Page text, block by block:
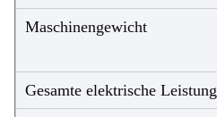
Maschinengewicht
Gesamte elektrische Leistung